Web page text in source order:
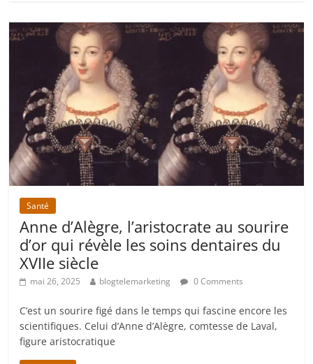
Santé
Anne d’Alègre, l’aristocrate au sourire
d’or qui révèle les soins dentaires du
XVIIe siècle
mai 26, 2025 blogtelemarketing 0 Comments
C’est un sourire figé dans le temps qui fascine encore les
scientifiques. Celui d’Anne d’Alègre, comtesse de Laval,
figure aristocratique